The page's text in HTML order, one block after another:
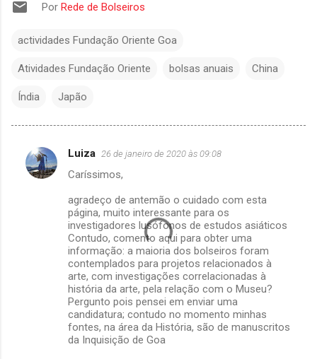
Por Rede de Bolseiros
actividades Fundação Oriente Goa
Atividades Fundação Oriente bolsas anuais China
Índia Japão
C
Luiza 26 de janeiro de 2020 às 09:08
Caríssimos,
agradeço de antemão o cuidado com esta
página, muito interessante para os
investigadores lusófonos de estudos asiáticos
Contudo, comento aqui para obter uma
informação: a maioria dos bolseiros foram
contemplados para projetos relacionados à
arte, com investigações correlacionadas à
história da arte, pela relação com o Museu?
Pergunto pois pensei em enviar uma
candidatura; contudo no momento minhas
fontes, na área da História, são de manuscritos
da Inquisição de Goa